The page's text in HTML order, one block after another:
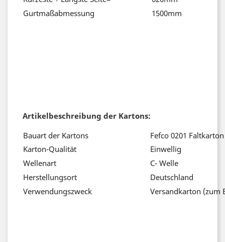
Gurtmaßabmessung
1500mm
Artikelbeschreibung der Kartons:
Bauart der Kartons
Fefco 0201
Karton-Qualität
Einwellig
Wellenart
C- Welle
Herstellungsort
Deutschland
Verwendungszweck
Versandkarton (zum